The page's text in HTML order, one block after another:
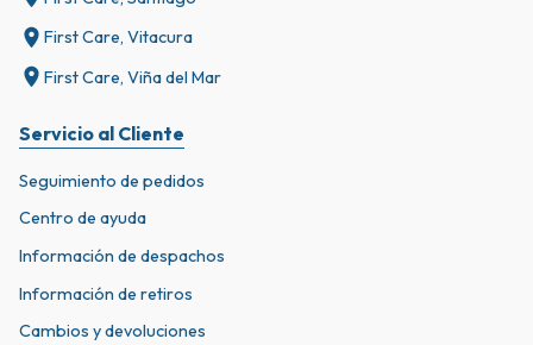
First Care, Vitacura
First Care, Viña del Mar
Servicio al Cliente
Seguimiento de pedidos
Centro de ayuda
Información de despachos
Información de retiros
Cambios y devoluciones